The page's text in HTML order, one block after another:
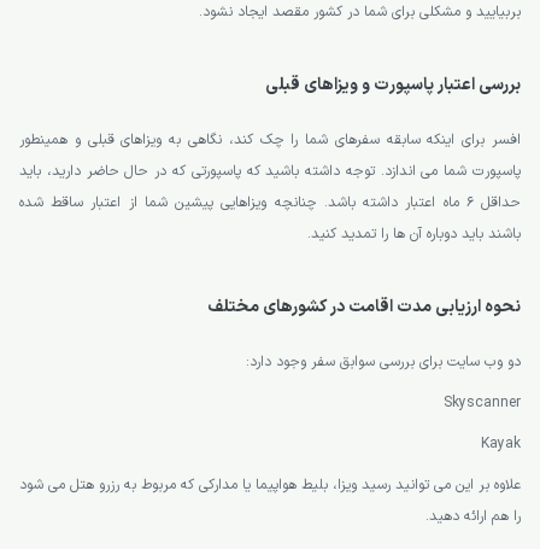
بربیایید و مشکلی برای شما در کشور مقصد ایجاد نشود.
بررسی اعتبار پاسپورت و ویزاهای قبلی
افسر برای اینکه سابقه سفرهای شما را چک کند، نگاهی به ویزاهای قبلی و همینطور
پاسپورت شما می اندازد. توجه داشته باشید که پاسپورتی که در حال حاضر دارید، باید
حداقل 6 ماه اعتبار داشته باشد. چنانچه ویزاهایی پیشین شما از اعتبار ساقط شده
باشند باید دوباره آن ها را تمدید کنید.
نحوه ارزیابی مدت اقامت در کشورهای مختلف
دو وب سایت برای بررسی سوابق سفر وجود دارد:
Skyscanner
Kayak
علاوه بر این می توانید رسید ویزا، بلیط هواپیما یا مدارکی که مربوط به رزرو هتل می شود
را هم ارائه دهید.